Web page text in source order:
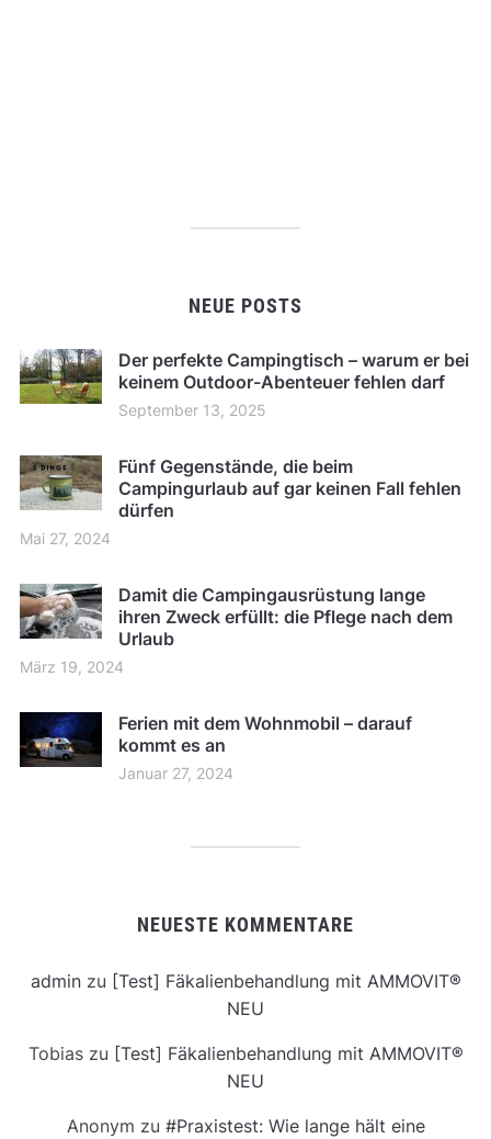
NEUE POSTS
Der perfekte Campingtisch – warum er bei
keinem Outdoor-Abenteuer fehlen darf
September 13, 2025
Fünf Gegenstände, die beim
Campingurlaub auf gar keinen Fall fehlen
dürfen
Mai 27, 2024
Damit die Campingausrüstung lange
ihren Zweck erfüllt: die Pflege nach dem
Urlaub
März 19, 2024
Ferien mit dem Wohnmobil – darauf
kommt es an
Januar 27, 2024
NEUESTE KOMMENTARE
adminzu [Test] Fäkalienbehandlung mit AMMOVIT®
NEU
Tobiaszu [Test] Fäkalienbehandlung mit AMMOVIT®
NEU
Anonym zu #Praxistest: Wie lange hält eine